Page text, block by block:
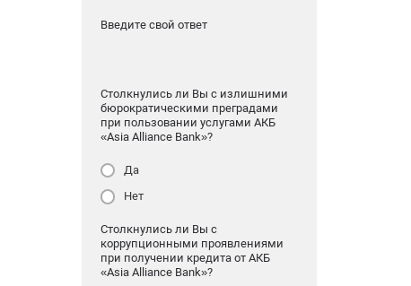
Введите свой ответ
Столкнулись ли Вы с излишними
бюрократическими преградами
при пользовании услугами АКБ
«Asia Alliance Bank»?
Да
Нет
Столкнулись ли Вы с
коррупционными проявлениями
при получении кредита от АКБ
«Asia Alliance Bank»?